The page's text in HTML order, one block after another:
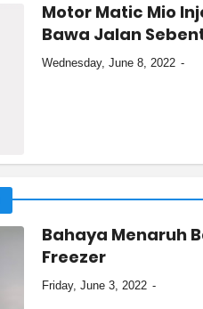
Motor Matic Mio
Bawa Jalan
Wednesday, June 8, 2022
Bahaya Menaruh
Freezer
Friday, June 3, 2022